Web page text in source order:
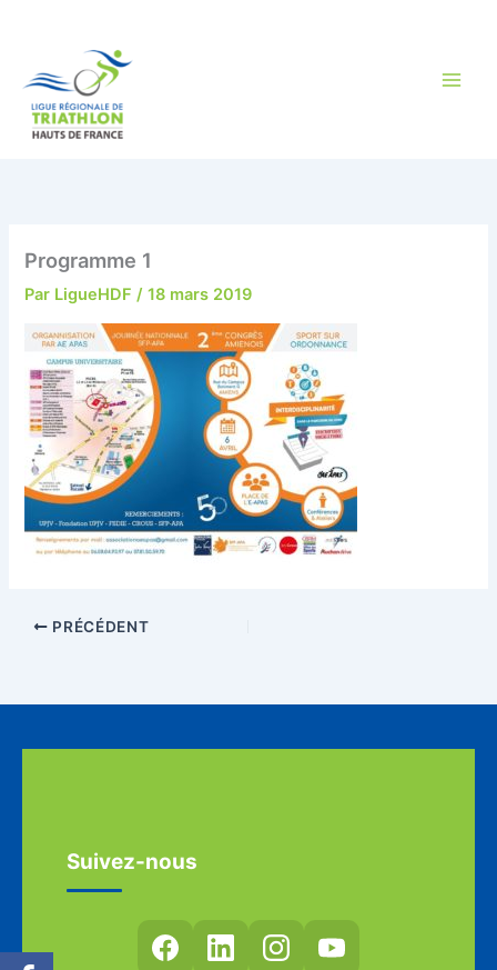
Programme 1
Par LigueHDF/18 mars 2019
PRÉCÉDENT
Suivez-nous